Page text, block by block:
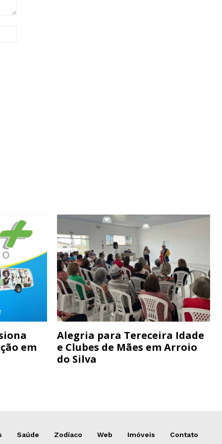
em
Alegria para Tereceira Idade
e Clubes de Mães em Arroio
do Silva
Saúde Zodíaco Web Imóveis Contato